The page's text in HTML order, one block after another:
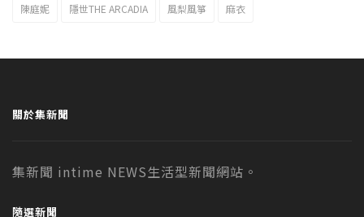
陳庭妮 隱世THE ARCADIA 風梨風箏 麻衣
關於集新聞
集新聞 intime NEWS生活型新聞網站。
隨選新聞